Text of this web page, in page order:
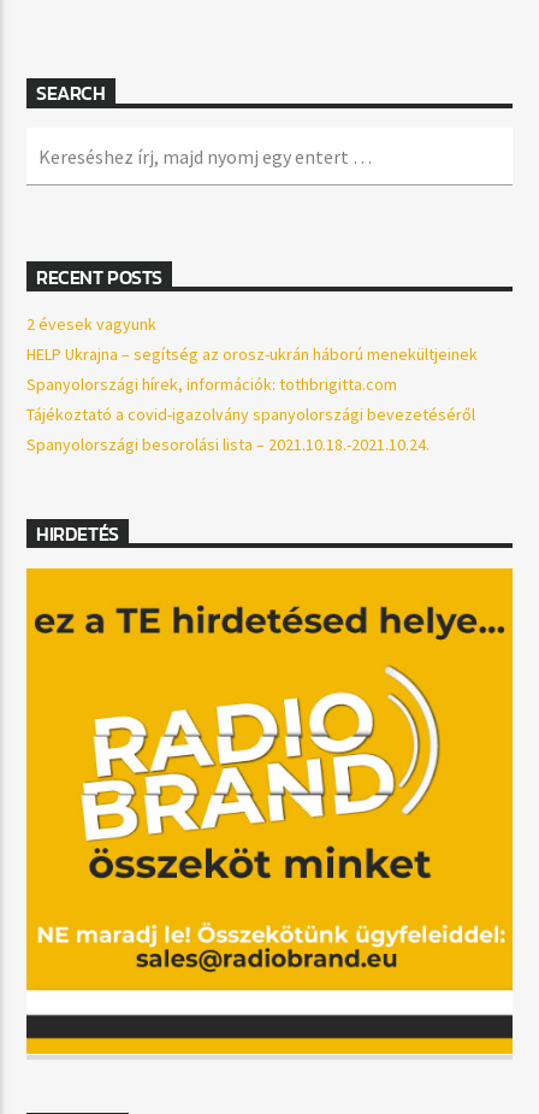
SEARCH
RECENT POSTS
2 évesek vagyunk
HELP Ukrajna – segítség az orosz-ukrán háború menekültjeinek
Spanyolországi hírek, információk: tothbrigitta.com
Tájékoztató a covid-igazolvány spanyolországi bevezetéséről
Spanyolországi besorolási lista – 2021.10.18.-2021.10.24.
HIRDETÉS